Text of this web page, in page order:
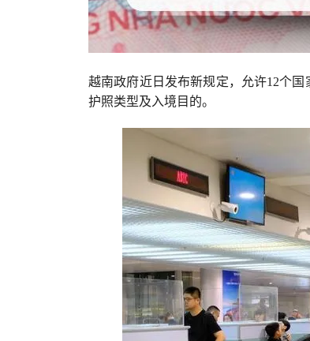
越南政府近日发布新规定，允许12个
护照类型及入境目的。